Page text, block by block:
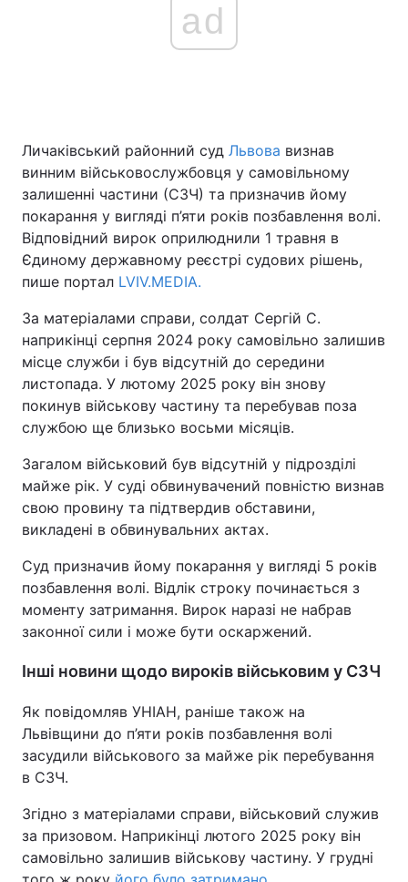
ad
Личаківський районний суд Львова визнав
винним військовослужбовця у самовільному
залишенні частини (СЗЧ) та призначив йому
покарання у вигляді п’яти років позбавлення волі.
Відповідний вирок оприлюднили 1 травня в
Єдиному державному реєстрі судових рішень,
пише портал LVIV.MEDIA.
За матеріалами справи, солдат Сергій С.
наприкінці серпня 2024 року самовільно залишив
місце служби і був відсутній до середини
листопада. У лютому 2025 року він знову
покинув військову частину та перебував поза
службою ще близько восьми місяців.
Загалом військовий був відсутній у підрозділі
майже рік. У суді обвинувачений повністю визнав
свою провину та підтвердив обставини,
викладені в обвинувальних актах.
Суд призначив йому покарання у вигляді 5 років
позбавлення волі. Відлік строку починається з
моменту затримання. Вирок наразі не набрав
законної сили і може бути оскаржений.
Інші новини щодо вироків військовим у СЗЧ
Як повідомляв УНІАН, раніше також на
Львівщини до п’яти років позбавлення волі
засудили військового за майже рік перебування
в СЗЧ.
Згідно з матеріалами справи, військовий служив
за призовом. Наприкінці лютого 2025 року він
самовільно залишив військову частину. У грудні